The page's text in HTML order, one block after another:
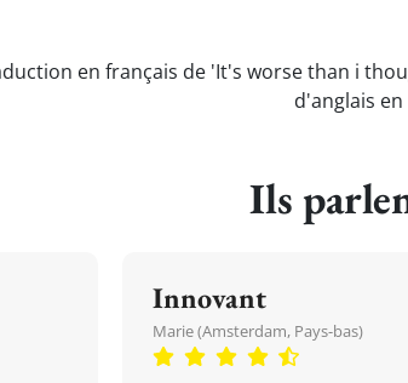
en français de 'It's worse than i
d'anglais
Ils
Innovant
Marie (Amsterdam, Pays-bas)